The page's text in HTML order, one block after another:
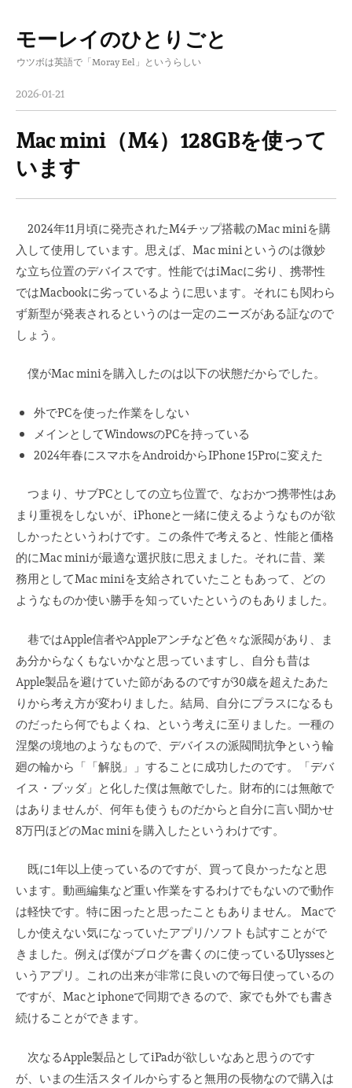
コ
ン
テ
ン
ツ
へ
ス
キ
モーレイのひとりごと
ウツボは英語で「Moray Eel」というらしい
2026-01-21
Mac mini（M4）128GBを使って
います
2024年11月頃に発売されたM4チップ搭載のMac miniを購
入して使用しています。思えば、Mac miniというのは微妙
な立ち位置のデバイスです。性能ではiMacに劣り、携帯性
ではMacbookに劣っているように思います。それにも関わら
ず新型が発表されるというのは一定のニーズがある証なので
しょう。
僕がMac miniを購入したのは以下の状態だからでした。
外でPCを使った作業をしない
メインとしてWindowsのPCを持っている
2024年春にスマホをAndroidからIPhone 15Proに変えた
つまり、サブPCとしての立ち位置で、なおかつ携帯性はあ
まり重視をしないが、iPhoneと一緒に使えるようなものが欲
しかったというわけです。この条件で考えると、性能と価格
的にMac miniが最適な選択肢に思えました。それに昔、業
務用としてMac miniを支給されていたこともあって、どの
ようなものか使い勝手を知っていたというのもありました。
巷ではApple信者やAppleアンチなど色々な派閥があり、ま
あ分からなくもないかなと思っていますし、自分も昔は
Apple製品を避けていた節があるのですが30歳を超えたあた
りから考え方が変わりました。結局、自分にプラスになるも
のだったら何でもよくね、という考えに至りました。一種の
涅槃の境地のようなもので、デバイスの派閥間抗争という輪
廻の輪から「「解脱」」することに成功したのです。「デバ
イス・ブッダ」と化した僕は無敵でした。財布的には無敵で
はありませんが、何年も使うものだからと自分に言い聞かせ
8万円ほどのMac miniを購入したというわけです。
既に1年以上使っているのですが、買って良かったなと思
います。動画編集など重い作業をするわけでもないので動作
は軽快です。特に困ったと思ったこともありません。 Macで
しか使えない気になっていたアプリ/ソフトも試すことがで
きました。例えば僕がブログを書くのに使っているUlyssesと
いうアプリ。これの出来が非常に良いので毎日使っているの
ですが、Macとiphoneで同期できるので、家でも外でも書き
続けることができます。
次なるApple製品としてiPadが欲しいなあと思うのです
が、いまの生活スタイルからすると無用の長物なので購入は